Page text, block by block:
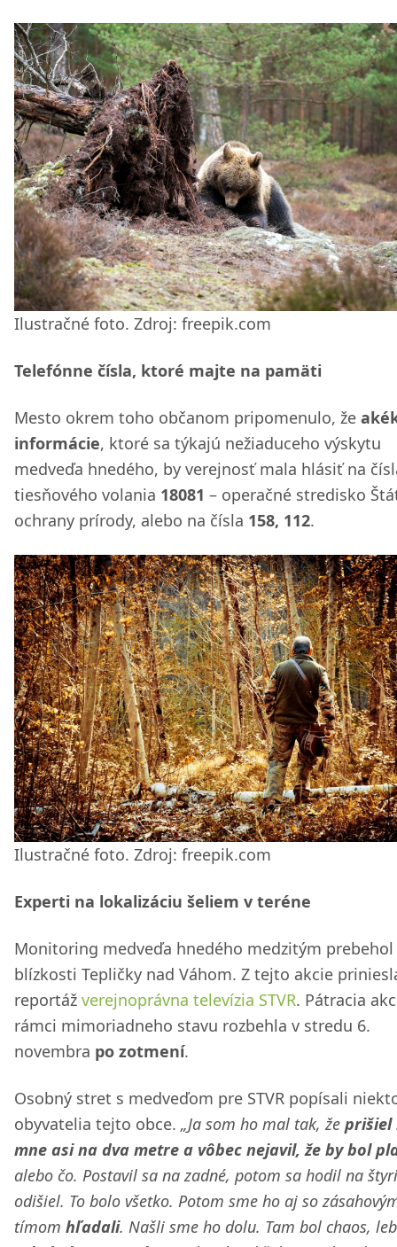
Ilustračné foto. Zdroj: freepik.com
Telefónne čísla, ktoré majte na pamäti
Mesto okrem toho občanom pripomenulo, že
informácie, ktoré sa týkajú nežiaduceho výskytu
medveďa hnedého, by verejnosť mala hlásiť na
tiesňového volania 18081 – operačné stredisko
ochrany prírody, alebo na čísla 158, 112.
Ilustračné foto. Zdroj: freepik.com
Experti na lokalizáciu šeliem v teréne
Monitoring medveďa hnedého medzitým prebehol
blízkosti Tepličky nad Váhom. Z tejto akcie
reportáž verejnoprávna televízia STVR. Pátracia
rámci mimoriadneho stavu rozbehla v stredu 6.
novembra po zotmení.
Osobný stret s medveďom pre STVR popísali
obyvatelia tejto obce. „Ja som ho mal tak, že prišiel
mne asi na dva metre a vôbec nejavil, že by bol
alebo čo. Postavil sa na zadné, potom sa hodil na
odišiel. To bolo všetko. Potom sme ho aj so
tímom hľadali. Našli sme ho dolu. Tam bol chaos,